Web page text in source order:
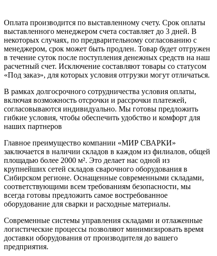
Оплата производится по выставленному счету. Срок оплаты
выставленного менеджером счета составляет до 3 дней. В
некоторых случаях, по предварительному согласованию с
менеджером, срок может быть продлен. Товар будет отгружен
в течение суток после поступления денежных средств на наш
расчетный счет. Исключение составляют товары со статусом
«Под заказ», для которых условия отгрузки могут отличаться.
В рамках долгосрочного сотрудничества условия оплаты,
включая возможность отсрочки и рассрочки платежей,
согласовываются индивидуально. Мы готовы предложить
гибкие условия, чтобы обеспечить удобство и комфорт для
наших партнеров
Главное преимущество компании «МИР СВАРКИ»
заключается в наличии складов в каждом из филиалов, общей
площадью более 2000 м². Это делает нас одной из
крупнейших сетей складов сварочного оборудования в
Сибирском регионе. Оснащенные современными складами,
соответствующими всем требованиям безопасности, мы
всегда готовы предложить самое востребованное
оборудование для сварки и расходные материалы.
Современные системы управления складами и отлаженные
логистические процессы позволяют минимизировать время
доставки оборудования от производителя до вашего
предприятия.